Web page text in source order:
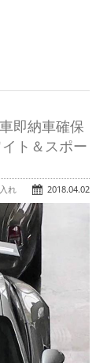
即納車確保
ト＆スポー
2018.04.02
れ